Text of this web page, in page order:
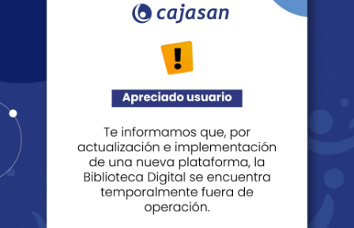
adelante recuerda utilizar el menú
Entendido